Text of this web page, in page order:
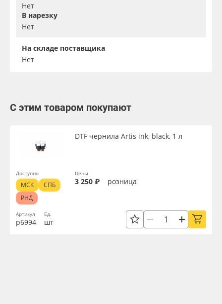
Нет
В нарезку
Нет
На складе поставщика
Нет
С этим товаром покупают
Артикул
р6994
DTF чернила Artis ink, black, 1 л
Ед.
шт
Цены
3 250 ₽ розница
Доступно
МСК
СПБ
РНД